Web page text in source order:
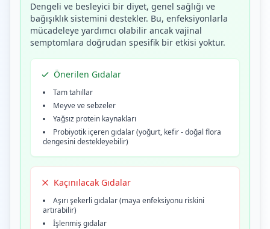
Dengeli ve besleyici bir diyet, genel sağlığı ve
bağışıklık sistemini destekler. Bu, enfeksiyonlarla
mücadeleye yardımcı olabilir ancak vajinal
semptomlara doğrudan spesifik bir etkisi yoktur.
Önerilen Gıdalar
Tam tahıllar
Meyve ve sebzeler
Yağsız protein kaynakları
Probiyotik içeren gıdalar (yoğurt, kefir - doğal flora
dengesini destekleyebilir)
Kaçınılacak Gıdalar
Aşırı şekerli gıdalar (maya enfeksiyonu riskini
artırabilir)
İşlenmiş gıdalar